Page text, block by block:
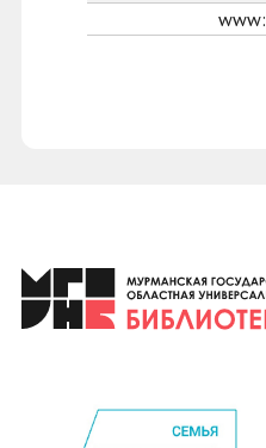
www: